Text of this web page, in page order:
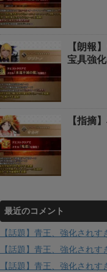
【朗報
宝具強
【指摘
最近のコメント
【話題】青王、強化され
【話題】青王、強化され
【話題】青王、強化され